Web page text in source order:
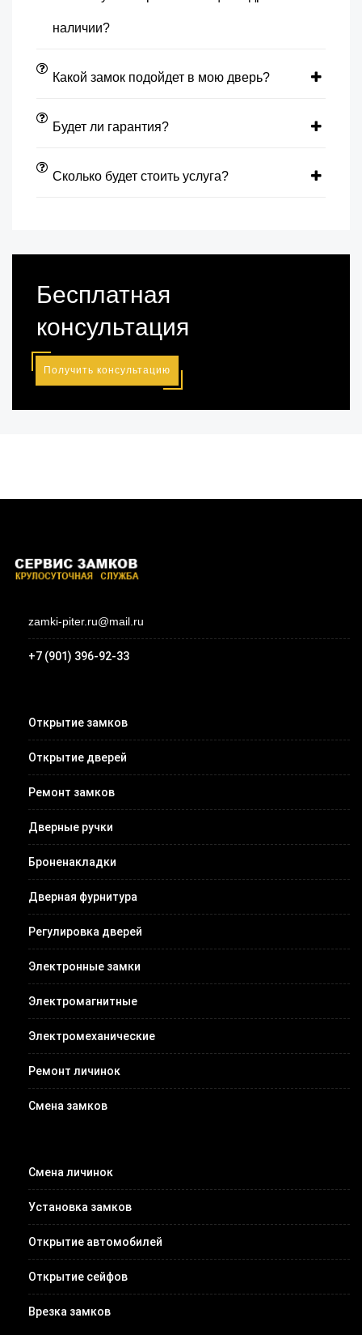
наличии?
Какой замок подойдет в мою дверь?
Будет ли гарантия?
Сколько будет стоить услуга?
Бесплатная
консультация
Получить консультацию
zamki-piter.ru@mail.ru
+7 (901) 396-92-33
Открытие замков
Открытие дверей
Ремонт замков
Дверные ручки
Броненакладки
Дверная фурнитура
Регулировка дверей
Электронные замки
Электромагнитные
Электромеханические
Ремонт личинок
Смена замков
Смена личинок
Установка замков
Открытие автомобилей
Открытие сейфов
Врезка замков